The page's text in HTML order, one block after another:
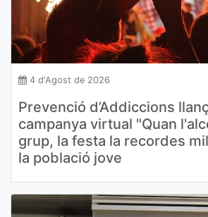
4 d'Agost de 2026
Prevenció d’Addiccions
campanya virtual "Quan
grup, la festa la recordes
la població jove